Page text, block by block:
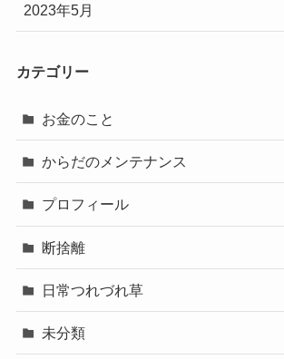
2023年5月
カテゴリー
お金のこと
からだのメンテナンス
プロフィール
断捨離
日常つれづれ草
未分類